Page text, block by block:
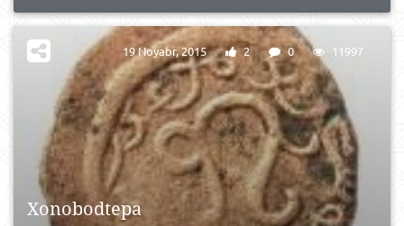
Xonobodtepa
19 Noyabr, 2015 2 0 11997